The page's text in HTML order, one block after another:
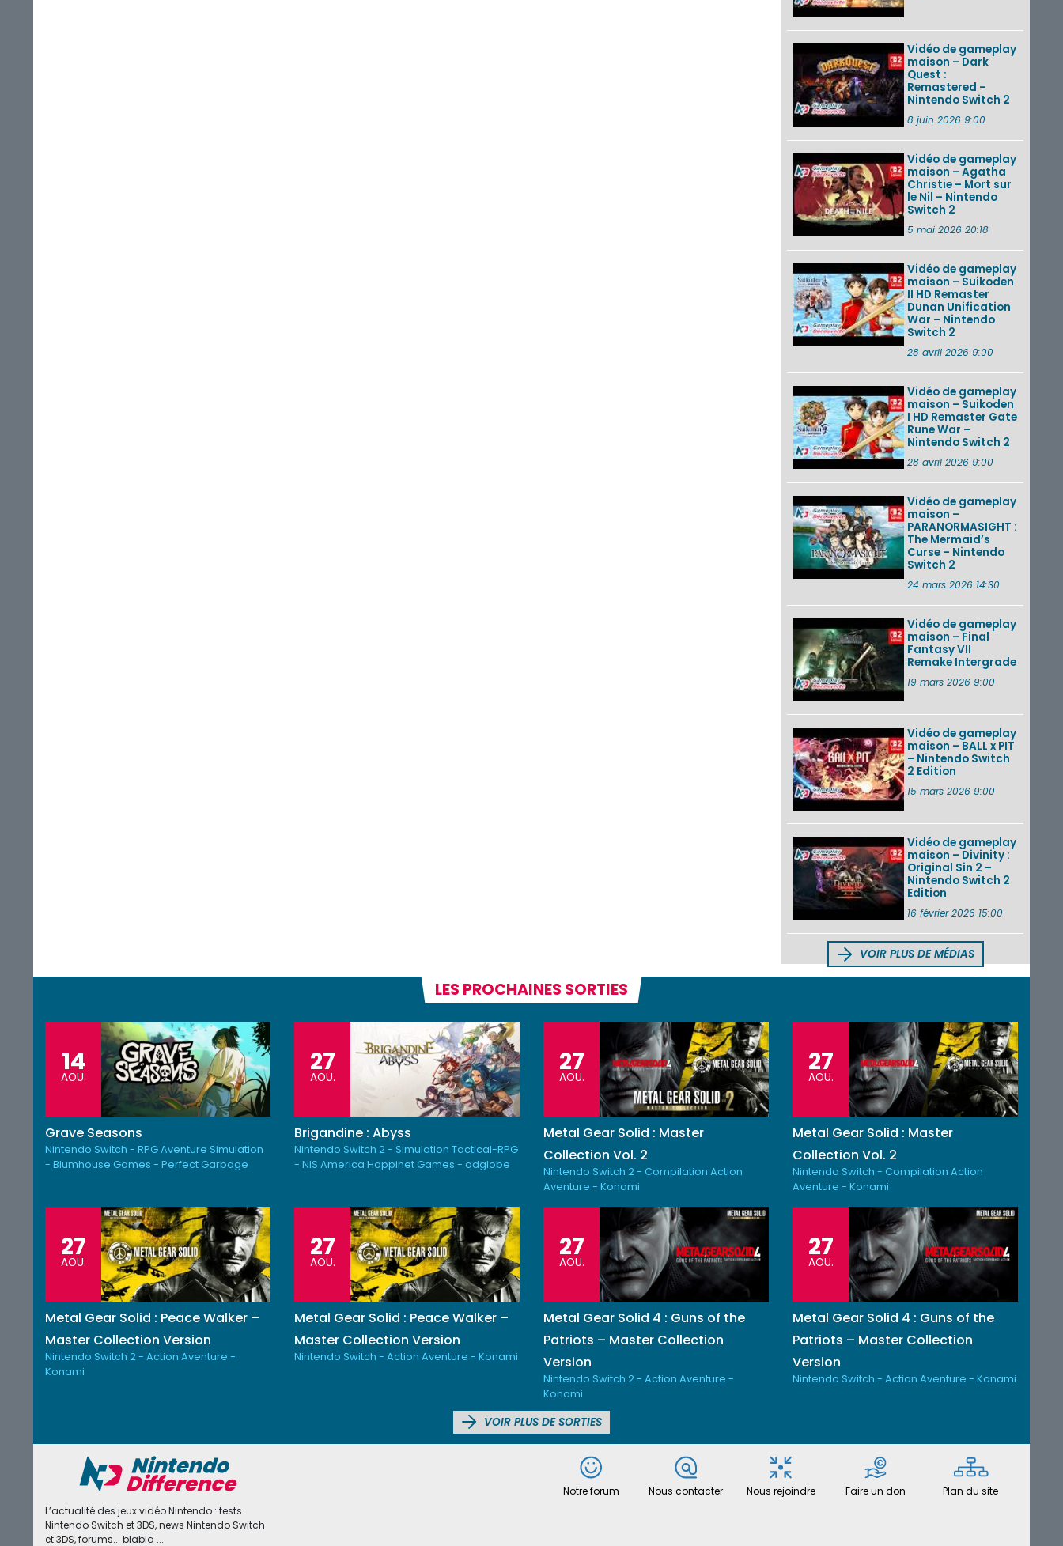
VOIR PLUS DE NEWS
Vidéo de gameplay
maison – Dark
Quest :
Remastered –
Nintendo Switch 2
8 juin 2026 9:00
Vidéo de gameplay
maison – Agatha
Christie – Mort sur
le Nil – Nintendo
Switch 2
5 mai 2026 20:18
Vidéo de gameplay
maison – Suikoden
II HD Remaster
Dunan Unification
War – Nintendo
Switch 2
28 avril 2026 9:00
Vidéo de gameplay
maison – Suikoden
I HD Remaster Gate
Rune War –
Nintendo Switch 2
28 avril 2026 9:00
Vidéo de gameplay
maison –
PARANORMASIGHT :
The Mermaid’s
Curse – Nintendo
Switch 2
24 mars 2026 14:30
Vidéo de gameplay
maison – Final
Fantasy VII
Remake Intergrade
19 mars 2026 9:00
Vidéo de gameplay
maison – BALL x PIT
– Nintendo Switch
2 Edition
15 mars 2026 9:00
Vidéo de gameplay
maison – Divinity :
Original Sin 2 –
Nintendo Switch 2
Edition
16 février 2026 15:00
VOIR PLUS DE MÉDIAS
LES PROCHAINES SORTIES
14
AOU.
Grave Seasons
Nintendo Switch - RPG Aventure Simulation
- Blumhouse Games - Perfect Garbage
27
AOU.
Brigandine : Abyss
Nintendo Switch 2 - Simulation Tactical-RPG
- NIS America Happinet Games - adglobe
27
AOU.
Metal Gear Solid : Master
Collection Vol. 2
Nintendo Switch 2 - Compilation Action
Aventure - Konami
27
AOU.
Metal Gear Solid : Master
Collection Vol. 2
Nintendo Switch - Compilation Action
Aventure - Konami
27
AOU.
Metal Gear Solid : Peace Walker –
Master Collection Version
Nintendo Switch 2 - Action Aventure -
Konami
27
AOU.
Metal Gear Solid : Peace Walker –
Master Collection Version
Nintendo Switch - Action Aventure - Konami
27
AOU.
Metal Gear Solid 4 : Guns of the
Patriots – Master Collection
Version
Nintendo Switch 2 - Action Aventure -
Konami
27
AOU.
Metal Gear Solid 4 : Guns of the
Patriots – Master Collection
Version
Nintendo Switch - Action Aventure - Konami
VOIR PLUS DE SORTIES
L’actualité des jeux vidéo Nintendo : tests
Nintendo Switch et 3DS, news Nintendo Switch
et 3DS, forums... blabla ...
Notre forum Nous contacter Nous rejoindre Faire un don Plan du site